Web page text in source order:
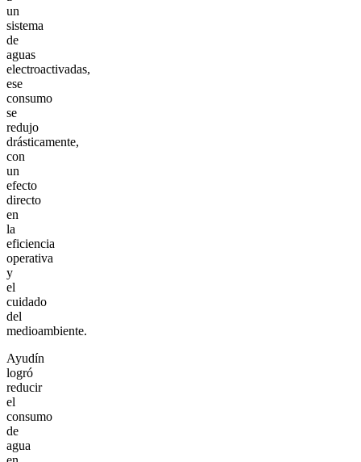
un
sistema
de
aguas
electroactivadas,
ese
consumo
se
redujo
drásticamente,
con
un
efecto
directo
en
la
eficiencia
operativa
y
el
cuidado
del
medioambiente.
Ayudín
logró
reducir
el
consumo
de
agua